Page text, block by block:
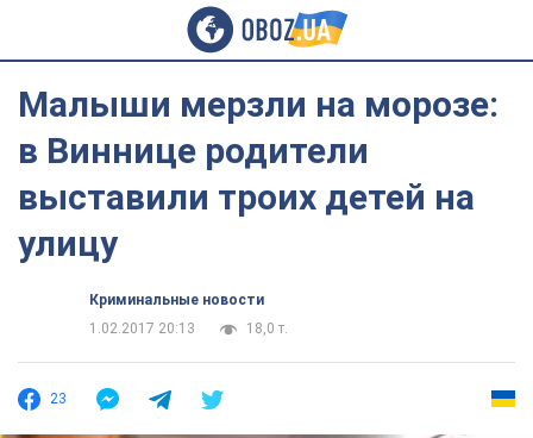
Малыши мерзли на морозе:
в Виннице родители
выставили троих детей на
улицу
Криминальные новости
1.02.2017 20:13
18,0 т.
23